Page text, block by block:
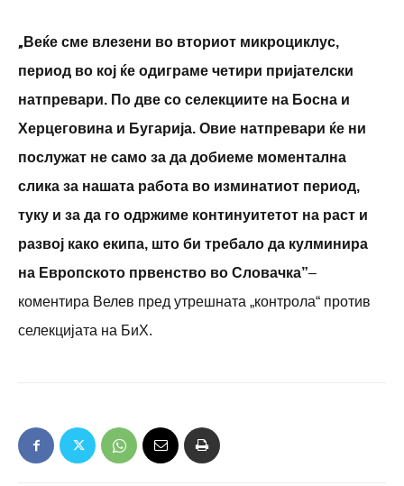
„Веќе сме влезени во вториот микроциклус,
период во кој ќе одиграме четири пријателски
натпревари. По две со селекциите на Босна и
Херцеговина и Бугарија. Овие натпревари ќе ни
послужат не само за да добиеме моментална
слика за нашата работа во изминатиот период,
туку и за да го одржиме континуитетот на раст и
развој како екипа, што би требало да кулминира
на Европското првенство во Словачка”–
коментира Велев пред утрешната „контрола“ против
селекцијата на БиХ.